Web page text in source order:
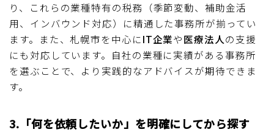
り、これらの業種特有の税務（季節変動、補助金活
用、インバウンド対応）に精通した事務所が揃ってい
ます。また、札幌市を中心にIT企業や医療法人の支援
にも対応しています。自社の業種に実績がある事務所
を選ぶことで、より実践的なアドバイスが期待できま
す。
3.「何を依頼したいか」を明確にしてから探す